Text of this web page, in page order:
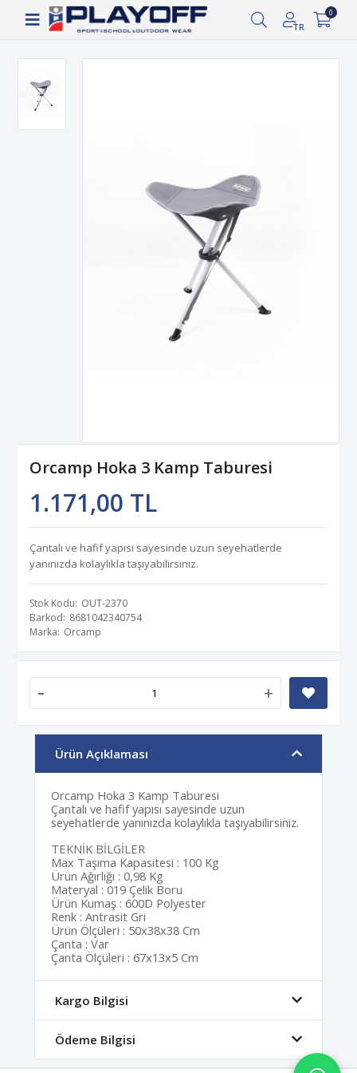
Siparişin 2-8 iş günü arasında kargoya verilecektir.
TR
0
Orcamp Hoka 3 Kamp Taburesi
1.171,00 TL
Çantalı ve hafif yapısı sayesinde uzun seyehatlerde
yanınızda kolaylıkla taşıyabilirsiniz.
Stok Kodu OUT-2370
Barkod 8681042340754
Marka Orcamp
- +
Ürün Açıklaması
Orcamp Hoka 3 Kamp Taburesi
Çantalı ve hafif yapısı sayesinde uzun
seyehatlerde yanınızda kolaylıkla taşıyabilirsiniz.
TEKNİK BİLGİLER
Max Taşıma Kapasitesi : 100 Kg
Ürün Ağırlığı : 0,98 Kg
Materyal : 019 Çelik Boru
Ürün Kumaş : 600D Polyester
Renk : Antrasit Gri
Ürün Ölçüleri : 50x38x38 Cm
Çanta : Var
Çanta Ölçüleri : 67x13x5 Cm
Kargo Bilgisi
Ödeme Bilgisi